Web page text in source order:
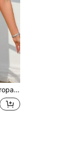
para mujeres